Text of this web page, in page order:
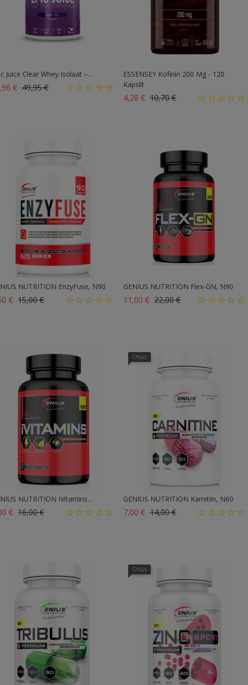
Juice Clear Whey Isolaat –...
€ Tavahind
49,95 €Hind
ESSENSEY Kofeiin 200 Mg - 120
Kapslit
4,28 € Tavahind
10,70 €Hind
NUTRITION EnzyFuse, N90
€ Tavahind
15,00 €Hind
GENIUS NUTRITION Flex-GN, N90
11,00 € Tavahind
22,00 €Hind
NUTRITION IVitamins...
€ Tavahind
16,00 €Hind
Otsas
GENIUS NUTRITION Karnitiin, N60
7,00 € Tavahind
14,00 €Hind
Otsas